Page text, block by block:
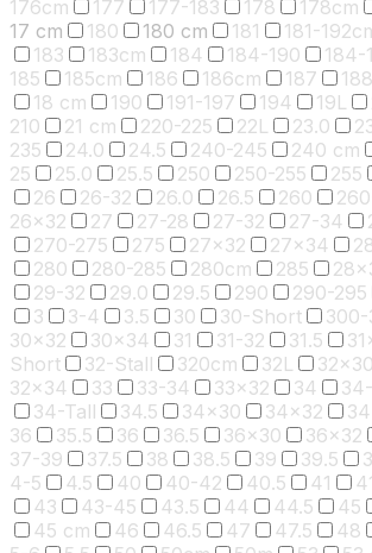
176cm
177 177-183 178 178cm
17 cm
180 180 cm 181 181-
183
183cm 184 184-190 184-
185
185cm 186 186cm 187 188
18 cm
190 191-197 194 19L
210
21 cm 220-225 22L 23.0
235
24.0 24.5 240-245 240 cm
25
25.0 25.5 250 250-255 255
26
26-32 26.0 26.5 260
26x32
27 27-28 27-32 27-34
270-275
275 27x32 27x34
280
280-285 280cm 285
29-32
29.0 29.5 290 290-295
3
3-4 3.5 30 30-Short 300-
30x32
30x34 31 31-32 31.5
Short
32-Stall 320cm 32L 32x30
32x34
33 33-34 33x32 34
34-Tall
34.5 34x30 34x32
36
35.5 36 36.5 36x30 36x32
37-39
37.5 38 38.5 39 39.5
4-5
4.5 40 40-42 40.5 41
43
43-45 43.5 44 44.5 45
45 cm
46 46.5 47 47.5 48